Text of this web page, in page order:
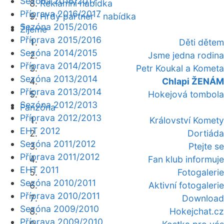
Reklamní nabídka
Hrdý partner - nabídka
Žijeme
Děti dětem
Jsme jedna rodina
Petr Koukal a Kometa
Chlapi ŽENÁM
Hokejová tombola
Fanzóna
Království Komety
Dortiáda
Ptejte se
Fan klub informuje
Fotogalerie
Aktivní fotogalerie
Download
Hokejchat.cz
Příprava 2016/2017
Sezóna 2015/2016
Příprava 2015/2016
Sezóna 2014/2015
Příprava 2014/2015
Sezóna 2013/2014
Příprava 2013/2014
Sezóna 2012/2013
Příprava 2012/2013
EHT 2012
Sezóna 2011/2012
Příprava 2011/2012
EHT 2011
Sezóna 2010/2011
Příprava 2010/2011
Sezóna 2009/2010
Příprava 2009/2010